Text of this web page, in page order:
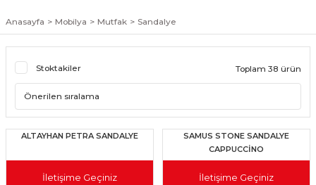
Anasayfa Mobilya Mutfak Sandalye
Stoktakiler Toplam 38 ürün
ALTAYHAN PETRA SANDALYE
İletişime Geçiniz
SAMUS STONE SANDALYE
CAPPUCCİNO
İletişime Geçiniz